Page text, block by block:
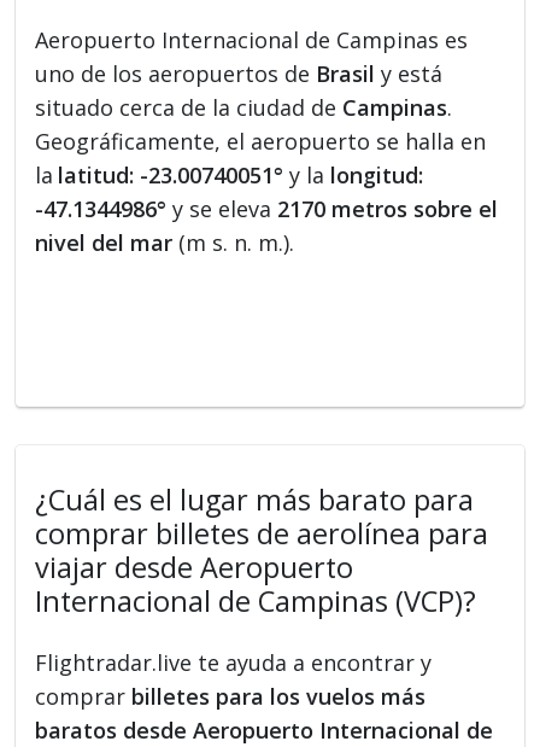
Aeropuerto Internacional de Campinas es
uno de los aeropuertos de Brasil y está
situado cerca de la ciudad de Campinas.
Geográficamente, el aeropuerto se halla en
la latitud: -23.00740051° y la longitud:
-47.1344986° y se eleva 2170 metros sobre el
nivel del mar (m s. n. m.).
¿Cuál es el lugar más barato para
comprar billetes de aerolínea para
viajar desde Aeropuerto
Internacional de Campinas (VCP)?
Flightradar.live te ayuda a encontrar y
comprar billetes para los vuelos más
baratos desde Aeropuerto Internacional de